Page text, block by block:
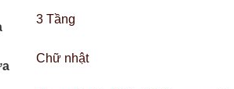
3 Tầng
Chữ nhật